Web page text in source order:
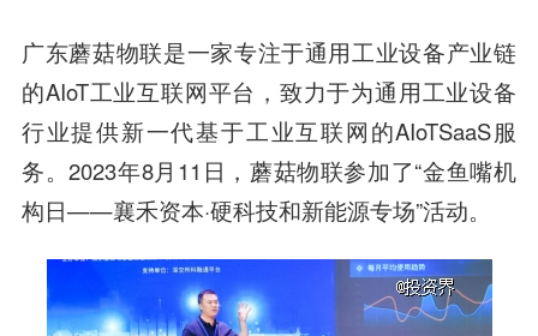
广东蘑菇物联是一家专注于通用工业设备产业链
的AIoT工业互联网平台，致力于为通用工业设备
行业提供新一代基于工业互联网的AIoTSaaS服
务。2023年8月11日，蘑菇物联参加了“金鱼嘴机
构日——襄禾资本·硬科技和新能源专场”活动。